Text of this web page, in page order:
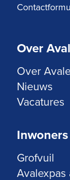
Over
Over
Nieuws
Vacatures
Inwoners
Grofvuil
Avalexpas